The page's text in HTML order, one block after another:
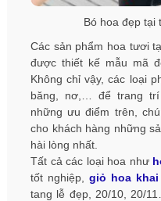
Bó hoa đẹp tại
Các sản phẩm hoa tươi
được thiết kế mẫu mã
Không chỉ vậy, các loại
băng, nơ,… để trang
những ưu điểm trên,
cho khách hàng những
hài lòng nhất.
Tất cả các loại hoa như
tốt nghiệp, giỏ hoa
tang lễ đẹp, 20/10, 20/